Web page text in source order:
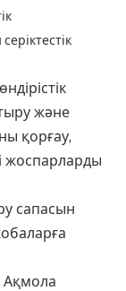
және
қорғау,
жоспарларды
сапасын
Ақмола